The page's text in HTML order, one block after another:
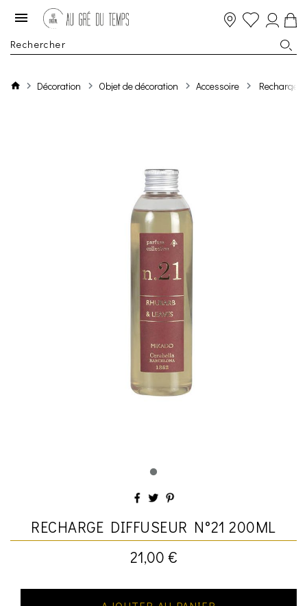
Décoration Objet de décoration Accessoire Recharge
RECHARGE DIFFUSEUR N°21 200ML
21,00 €